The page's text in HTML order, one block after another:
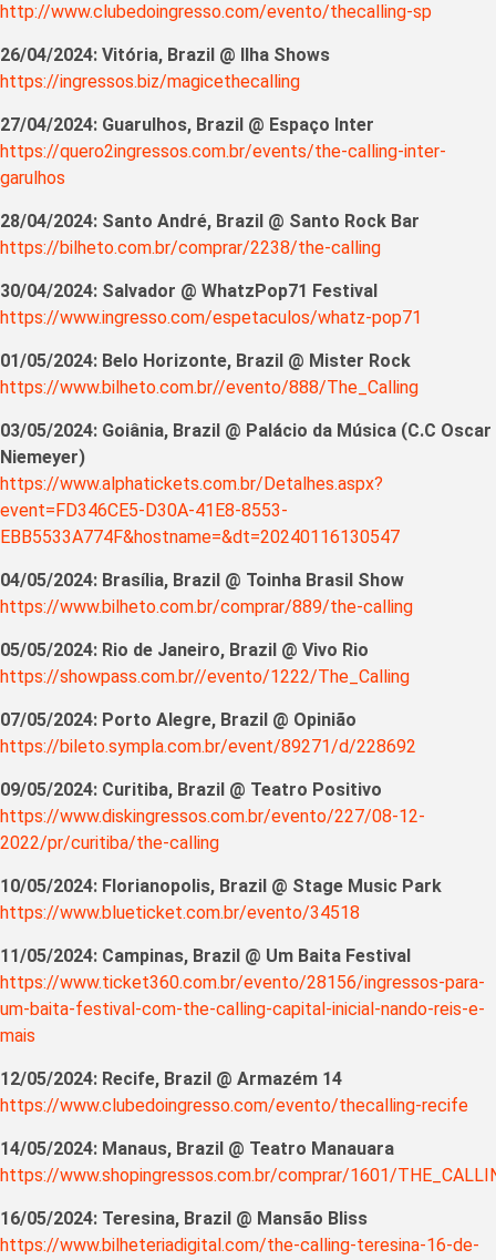
http://www.clubedoingresso.com/evento/thecalling-sp
26/04/2024: Vitória, Brazil @ Ilha Shows
https://ingressos.biz/magicethecalling
27/04/2024: Guarulhos, Brazil @ Espaço Inter
https://quero2ingressos.com.br/events/the-calling-inter-
garulhos
28/04/2024: Santo André, Brazil @ Santo Rock Bar
https://bilheto.com.br/comprar/2238/the-calling
30/04/2024: Salvador @ WhatzPop71 Festival
https://www.ingresso.com/espetaculos/whatz-pop71
01/05/2024: Belo Horizonte, Brazil @ Mister Rock
https://www.bilheto.com.br//evento/888/The_Calling
03/05/2024: Goiânia, Brazil @ Palácio da Música (C.C Oscar
Niemeyer)
https://www.alphatickets.com.br/Detalhes.aspx?
event=FD346CE5-D30A-41E8-8553-
EBB5533A774F&hostname=&dt=20240116130547
04/05/2024: Brasília, Brazil @ Toinha Brasil Show
https://www.bilheto.com.br/comprar/889/the-calling
05/05/2024: Rio de Janeiro, Brazil @ Vivo Rio
https://showpass.com.br//evento/1222/The_Calling
07/05/2024: Porto Alegre, Brazil @ Opinião
https://bileto.sympla.com.br/event/89271/d/228692
09/05/2024: Curitiba, Brazil @ Teatro Positivo
https://www.diskingressos.com.br/evento/227/08-12-
2022/pr/curitiba/the-calling
10/05/2024: Florianopolis, Brazil @ Stage Music Park
https://www.blueticket.com.br/evento/34518
11/05/2024: Campinas, Brazil @ Um Baita Festival
https://www.ticket360.com.br/evento/28156/ingressos-para-
um-baita-festival-com-the-calling-capital-inicial-nando-reis-e-
mais
12/05/2024: Recife, Brazil @ Armazém 14
https://www.clubedoingresso.com/evento/thecalling-recife
14/05/2024: Manaus, Brazil @ Teatro Manauara
https://www.shopingressos.com.br/comprar/1601/
16/05/2024: Teresina, Brazil @ Mansão Bliss
https://www.bilheteriadigital.com/the-calling-teresina-16-de-